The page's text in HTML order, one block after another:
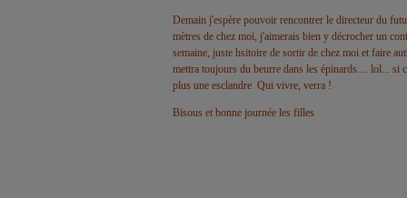
Demain j'espère pouvoir rencontrer le directeur du
mètres de chez moi, j'aimerais bien y décrocher un
semaine, juste hsitoire de sortir de chez moi et faire
mettra toujours du beurre dans les épinards.... lol... si
plus une esclandre Qui vivre, verra !
Bisous et bonne journée les filles